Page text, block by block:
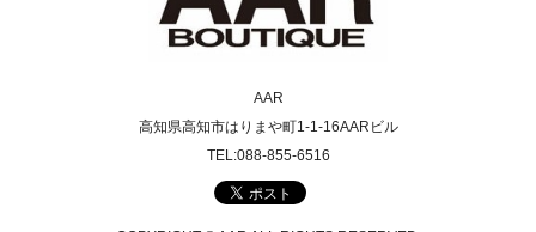
AAR
高知県高知市はりまや町1-1-16AARビル
TEL:088-855-6516